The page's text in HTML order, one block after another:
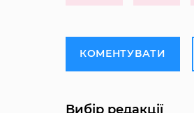
КОМЕНТУВАТИ
Вибір редакції